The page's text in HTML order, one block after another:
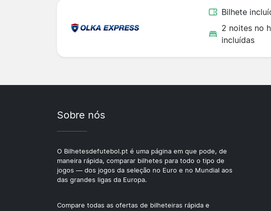
Bilhete
2 noites no
incluídas
Sobre nós
O Bilhetesdefutebol.pt é uma página em que pode, de
maneira rápida, comparar bilhetes para todo o tipo de
jogos — dos jogos da seleção no Euro e no Mundial aos
das grandes ligas da Europa.
Compare todas as ofertas de bilheteiras rápida e